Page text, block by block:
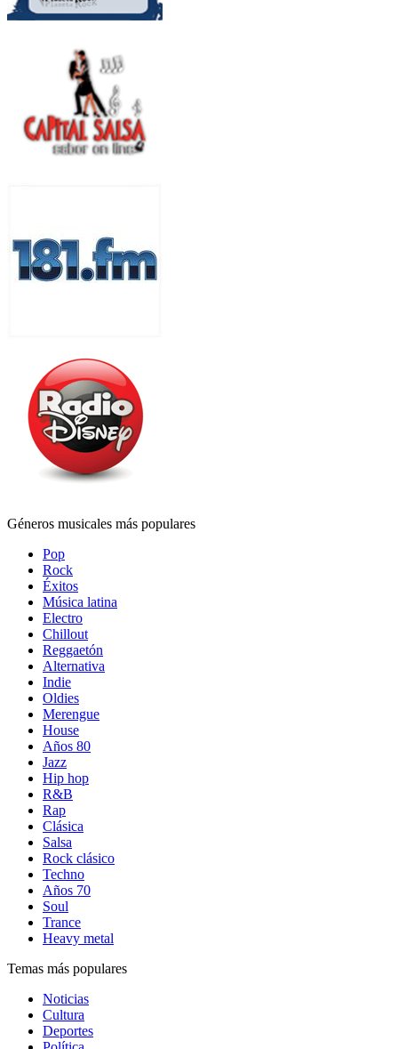
Géneros musicales más populares
Pop
Rock
Éxitos
Música latina
Electro
Chillout
Reggaetón
Alternativa
Indie
Oldies
Merengue
House
Años 80
Jazz
Hip hop
R&B
Rap
Clásica
Salsa
Rock clásico
Techno
Años 70
Soul
Trance
Heavy metal
Temas más populares
Noticias
Cultura
Deportes